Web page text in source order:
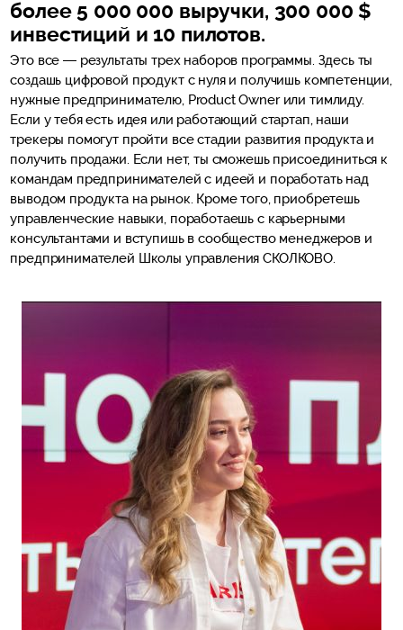
более 5 000 000 выручки, 300 000 $
инвестиций и 10 пилотов.
Это все — результаты трех наборов программы. Здесь ты
создашь цифровой продукт с нуля и получишь компетенции,
нужные предпринимателю, Product Owner или тимлиду.
Если у тебя есть идея или работающий стартап, наши
трекеры помогут пройти все стадии развития продукта и
получить продажи. Если нет, ты сможешь присоединиться к
командам предпринимателей с идеей и поработать над
выводом продукта на рынок. Кроме того, приобретешь
управленческие навыки, поработаешь с карьерными
консультантами и вступишь в сообщество менеджеров и
предпринимателей Школы управления СКОЛКОВО.